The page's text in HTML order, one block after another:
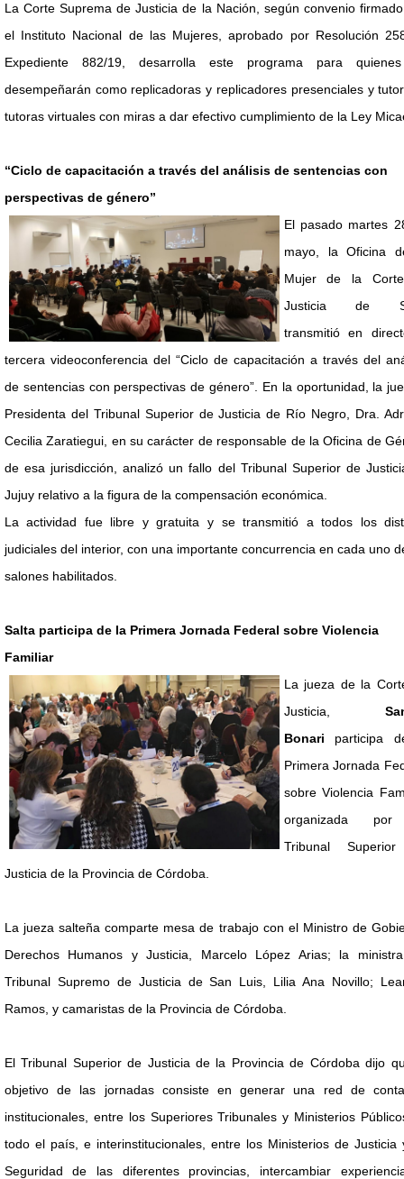
La Corte Suprema de Justicia de la Nación, según convenio
el Instituto Nacional de las Mujeres, aprobado por Resolución
Expediente 882/19, desarrolla este programa para
desempeñarán como replicadoras y replicadores presenciales y
tutoras virtuales con miras a dar efectivo cumplimiento de la Ley
“Ciclo de capacitación a través del análisis de sentencias con
perspectivas de género”
El pasado martes
mayo, la Oficina
Mujer de la
Justicia de
transmitió en
tercera videoconferencia del “Ciclo de capacitación a través del
de sentencias con perspectivas de género”. En la oportunidad, la
Presidenta del Tribunal Superior de Justicia de Río Negro, Dra.
Cecilia Zaratiegui, en su carácter de responsable de la Oficina de
de esa jurisdicción, analizó un fallo del Tribunal Superior de
Jujuy relativo a la figura de la compensación económica.
La actividad fue libre y gratuita y se transmitió a todos los
judiciales del interior, con una importante concurrencia en cada uno
salones habilitados.
Salta participa de la Primera Jornada Federal sobre Violencia
Familiar
La jueza de la
Justicia,
Bonari participa
Primera Jornada
sobre Violencia
organizada
Tribunal
Justicia de la Provincia de Córdoba.
La jueza salteña comparte mesa de trabajo con el Ministro de
Derechos Humanos y Justicia, Marcelo López Arias; la
Tribunal Supremo de Justicia de San Luis, Lilia Ana Novillo;
Ramos, y camaristas de la Provincia de Córdoba.
El Tribunal Superior de Justicia de la Provincia de Córdoba dijo
objetivo de las jornadas consiste en generar una red de
institucionales, entre los Superiores Tribunales y Ministerios
todo el país, e interinstitucionales, entre los Ministerios de Justicia
Seguridad de las diferentes provincias, intercambiar